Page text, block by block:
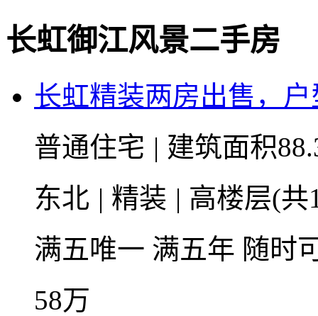
长虹御江风景二手房
长虹精装两房出售，
普通住宅 | 建筑面积
东北 | 精装 | 高楼层(
满五唯一 满五年 随时
58万